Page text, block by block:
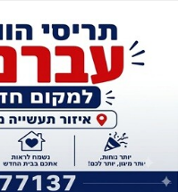
פלילים בגליל המערבי